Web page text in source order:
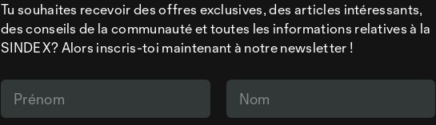
Tu souhaites recevoir des offres exclusives, des articles intéressants,
des conseils de la communauté et toutes les informations relatives à la
SINDEX? Alors inscris-toi maintenant à notre newsletter !